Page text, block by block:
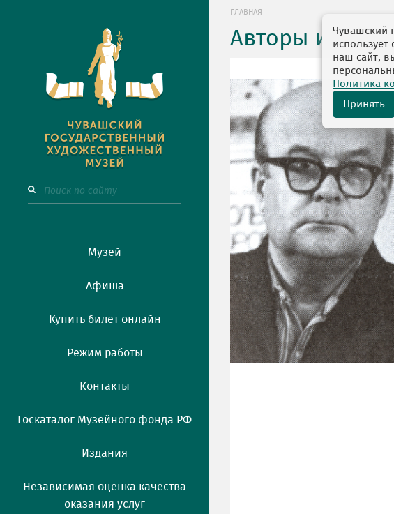
Музей
Афиша
Купить билет онлайн
Режим работы
Контакты
Госкаталог Музейного фонда РФ
Издания
Независимая оценка качества
оказания услуг
ГЛАВНАЯ
Авторы и Чувашский
наш сайт,
Политика
Принять